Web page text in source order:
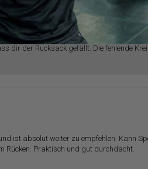
! Leider fehlte die Gratis Kreide ,
dir der Rucksack gefällt. Die fehlende
ist absolut weiter zu empfehlen. Kann
Rücken. Praktisch und gut durchdacht.